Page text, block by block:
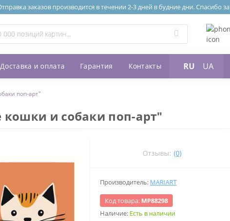
заказов производится в течении 2-3 дней в будние дни. Спасибо
Доставка и оплата Гарантия Контакты RU UA
поп-арт"
и собаки поп-арт"
Отзывы: (0)
Производитель: MARIART
Код товара: МР88298
Наличие: Есть в наличии